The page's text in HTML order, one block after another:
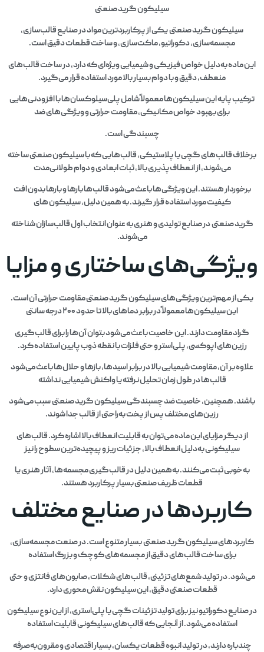
سیلیکون گرید صنعتی
سیلیکون گرید صنعتی یکی از پرکاربردترین مواد در صنایع قالب‌سازی،
مجسمه‌سازی، دکوراتیو، ماکت‌سازی، و ساخت قطعات دقیق است.
این ماده به‌دلیل خواص فیزیکی و شیمیایی ویژه‌ای که دارد، در ساخت قالب‌های
منعطف، دقیق و با دوام بسیار بالا مورد استفاده قرار می‌گیرد.
ترکیب پایه این سیلیکون‌ها معمولاً شامل پلی‌سیلوکسان‌ها با افزودنی‌هایی
برای بهبود خواص مکانیکی، مقاومت حرارتی و ویژگی‌های ضد
چسبندگی است.
برخلاف قالب‌های گچی یا پلاستیکی، قالب‌هایی که با سیلیکون صنعتی ساخته
می‌شوند، از انعطاف‌پذیری بالا، ثبات ابعادی و دوام طولانی‌مدت
برخوردار هستند. این ویژگی‌ها باعث می‌شود قالب‌ها بارها و بارها بدون افت
کیفیت مورد استفاده قرار گیرند. به همین دلیل، سیلیکون های
گرید صنعتی در صنایع تولیدی و هنری به عنوان انتخاب اول قالب‌سازان شناخته
می‌شوند.
ویژگی‌های ساختاری و مزایا
یکی از مهم‌ترین ویژگی‌های سیلیکون گرید صنعتی مقاومت حرارتی آن است.
این سیلیکون‌ها معمولاً در برابر دماهای بالا تا حدود ۲۰۰ درجه سانتی‌
گراد مقاومت دارند. این خاصیت باعث می‌شود بتوان آن‌ها را برای قالب‌گیری
رزین‌های اپوکسی، پلی‌استر و حتی فلزات با نقطه ذوب پایین استفاده کرد.
علاوه بر آن، مقاومت شیمیایی بالا در برابر اسیدها، بازها و حلال‌ها باعث می‌شود
قالب‌ها در طول زمان تحلیل نرفته یا واکنش شیمیایی نداشته
باشند. همچنین، خاصیت ضد چسبندگی سیلیکون گرید صنعتی سبب می‌شود
رزین‌های مختلف پس از پخت به‌راحتی از قالب جدا شوند.
از دیگر مزایای این ماده می‌توان به قابلیت انعطاف بالا اشاره کرد. قالب‌های
سیلیکونی به‌دلیل انعطاف بالا، جزئیات ریز و پیچیده‌ترین سطوح را نیز
به‌خوبی ثبت می‌کنند. به‌همین دلیل در قالب‌گیری مجسمه‌ها، آثار هنری یا
قطعات ظریف صنعتی بسیار پرکاربرد هستند.
کاربردها در صنایع مختلف
کاربردهای سیلیکون گرید صنعتی بسیار متنوع است. در صنعت مجسمه‌سازی،
برای ساخت قالب‌های دقیق از مجسمه‌های کوچک و بزرگ استفاده
می‌شود. در تولید شمع‌های تزئینی، قالب‌های شکلات، صابون‌های فانتزی و حتی
قطعات صنعتی دقیق، این سیلیکون نقش محوری دارد.
در صنایع دکوراتیو نیز برای تولید تزئینات گچی یا پلی‌استری، از این نوع سیلیکون
استفاده می‌شود. از آنجایی که قالب‌های سیلیکونی قابلیت استفاده
چندباره دارند، در تولید انبوه قطعات یکسان، بسیار اقتصادی و مقرون‌به‌صرفه